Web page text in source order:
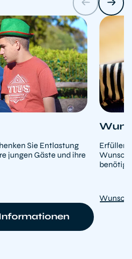
Sie Entlastung
jungen Gäste und ihre
Erfüllen